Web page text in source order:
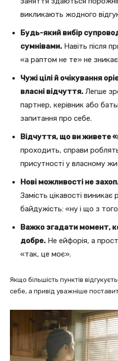
викликають жодного
Будь-який вибір
сумнівами. Навіть після
«а раптом не те» не
Чужі цілі й очікування
власні відчуття. Легше
партнер, керівник або
запитання про себе.
Відчуття, що ви живете
проходить, справи
присутності у власному
Нові можливості не
Замість цікавості
байдужість: «ну і що з
Важко згадати момент,
добре. Не ейфорія, а
«так, це моє».
Якщо більшість пунктів
себе, а привід уважніше